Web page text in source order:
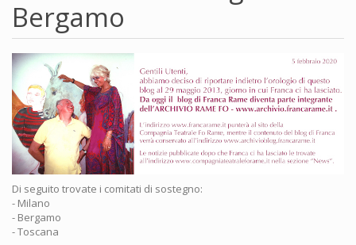
Bergamo
Di seguito trovate i comitati di sostegno:
- Milano
- Bergamo
- Toscana